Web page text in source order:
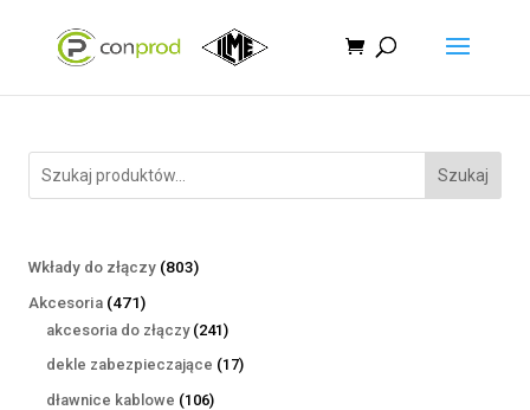
Szukaj
Wkłady do złączy 803803
Akcesoria 471471
produktów
akcesoria do złączy 241241
produktów
dekle zabezpieczające 1717
dławnice kablowe 106106